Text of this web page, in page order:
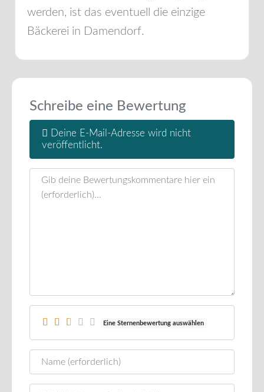
werden, ist das eventuell die einzige
Bäckerei in Damendorf.
Schreibe eine Bewertung
Deine E-Mail-Adresse wird nicht
veröffentlicht.
Rezensionstext
Eine Sternenbewertung auswählen
Name
E-Mail